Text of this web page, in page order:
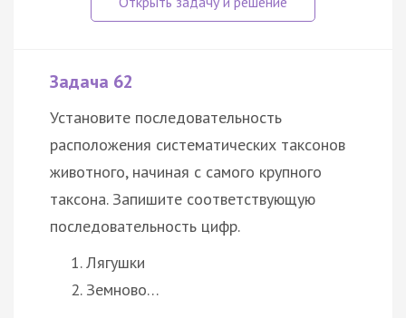
Задача 62
Установите последовательность
расположения систематических таксонов
животного, начиная с самого крупного
таксона. Запишите соответствующую
последовательность цифр.
Лягушки
Земново…